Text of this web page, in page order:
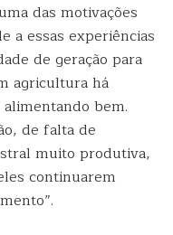
das motivações
a essas experiências
de geração para
agricultura há
bem.
de falta de
muito produtiva,
continuarem